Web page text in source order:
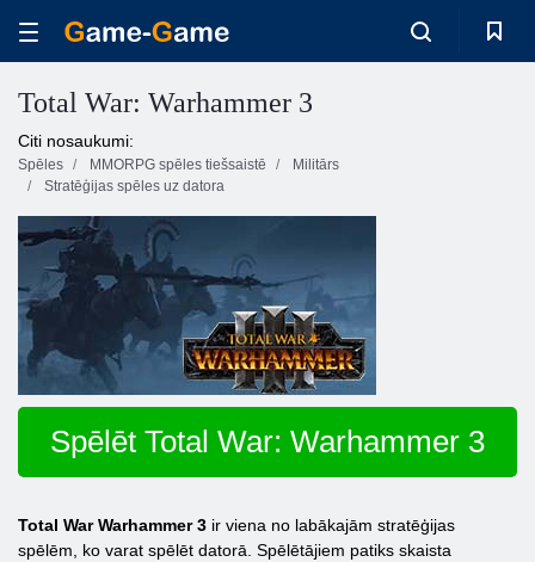
Total War: Warhammer 3
Citi nosaukumi:
Spēles MMORPG spēles tiešsaistē
Militārs
Stratēģijas spēles uz datora
Spēlēt Total War: Warhammer 3
Total War Warhammer 3 ir viena no labākajām stratēģijas
spēlēm, ko varat spēlēt datorā. Spēlētājiem patiks skaista